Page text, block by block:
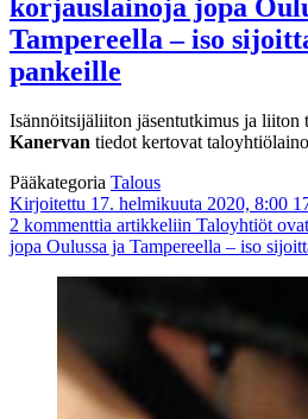
korjauslainoja jopa
Tampereella – iso
pankeille
Isännöitsijäliiton jäsentutkimus ja liiton
Kanervan tiedot kertovat
Pääkategoria Talous
Kirjoitettu 17. helmikuuta 2020, 8:00
2 kommenttia artikkeliin Taloyhtiöt
jopa Oulussa ja Tampereella – iso